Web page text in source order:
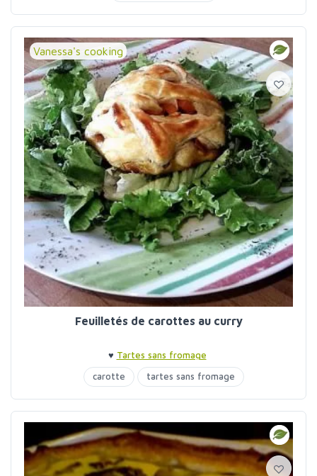
Vanessa's cooking
Feuilletés de carottes au curry
♥ Tartes sans fromage
carotte
tartes sans fromage